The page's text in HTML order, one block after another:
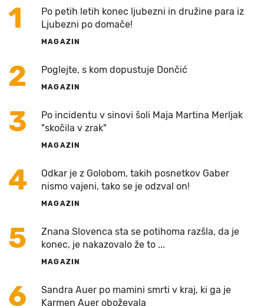
1
Po petih letih konec ljubezni in družine para iz
Ljubezni po domače!
MAGAZIN
2 Poglejte, s kom dopustuje Dončić
MAGAZIN
3
Po incidentu v sinovi šoli Maja Martina Merljak
"skočila v zrak"
MAGAZIN
4
Odkar je z Golobom, takih posnetkov Gaber
nismo vajeni, tako se je odzval on!
MAGAZIN
5
Znana Slovenca sta se potihoma razšla, da je
konec, je nakazovalo že to ...
MAGAZIN
6
Sandra Auer po mamini smrti v kraj, ki ga je
Karmen Auer oboževala